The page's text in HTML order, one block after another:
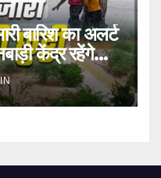
बारिश का अलर्ट
केंद्र रहेंगे